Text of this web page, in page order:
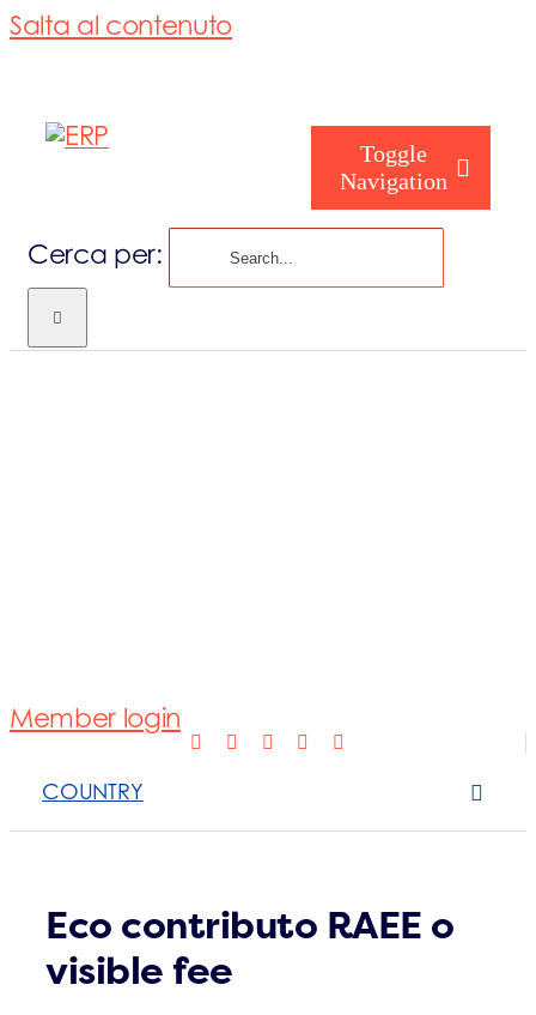
Salta al contenuto
Toggle
Navigation
Open Scope
Sanzioni
Cerca per:
COUNTRY
Member login
Eco contributo RAEE o
visible fee